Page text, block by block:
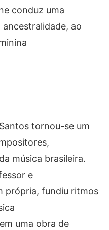
conduz uma
ao
tornou-se um
música brasileira.
e
própria, fundiu ritmos
uma obra de